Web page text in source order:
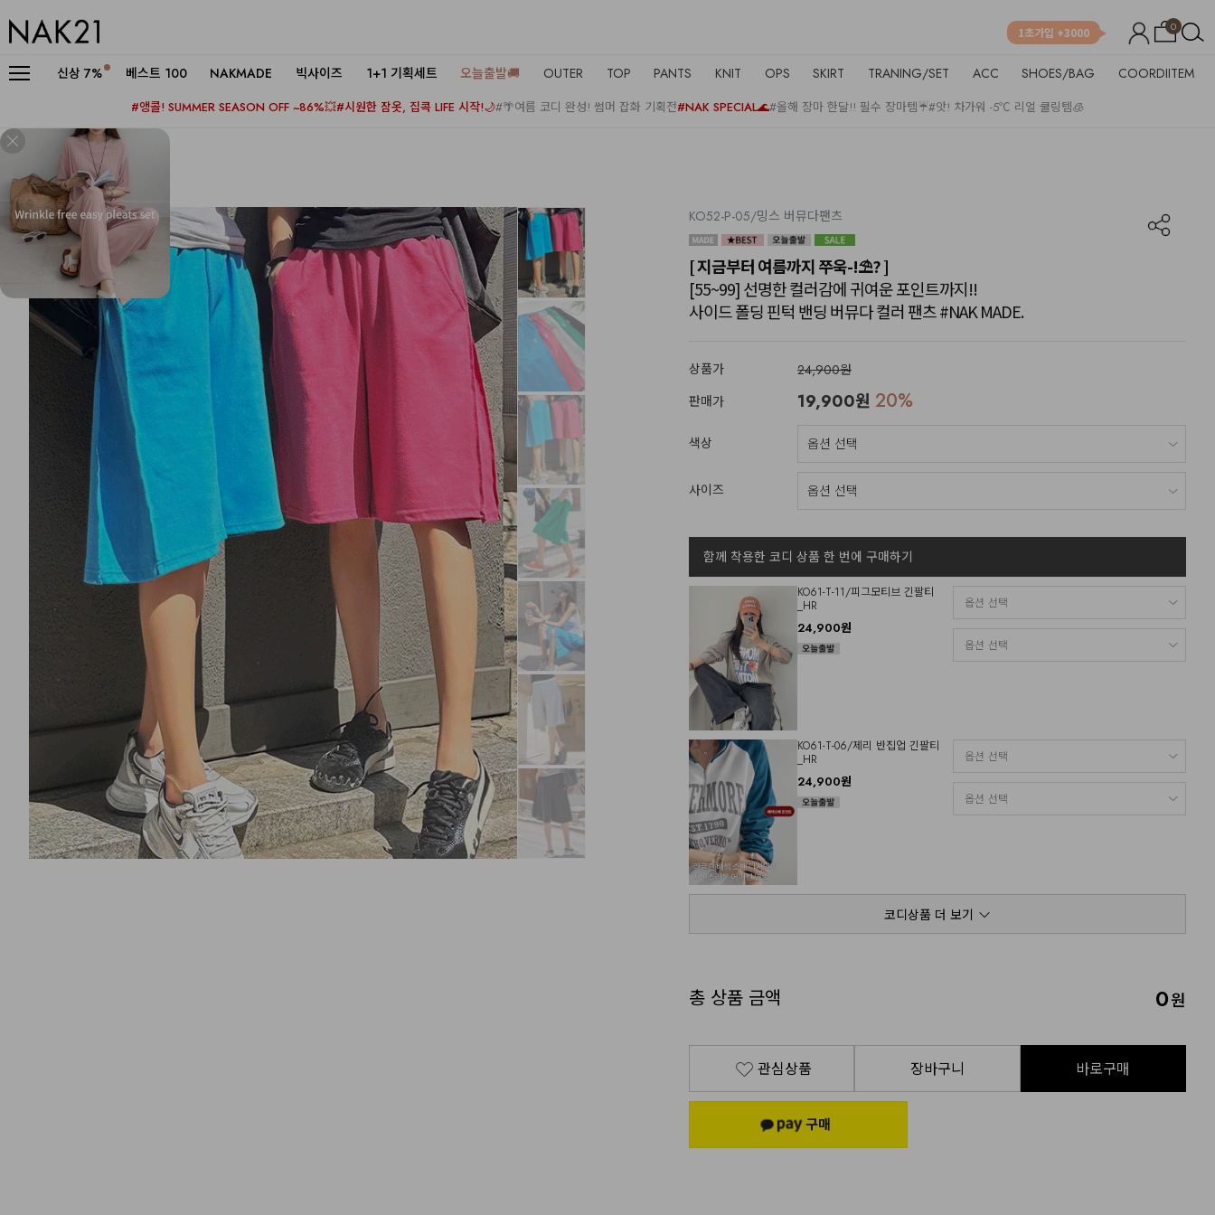
0
1초가입 +3000
신상 7% 베스트 100 NAKMADE 빅사이즈 1+1 기획세트 오늘출발🚚 OUTER TOP PANTS KNIT OPS SKIRT TRANING/SET ACC SHOES/BAG COORDIITEM
#앵콜! SUMMER SEASON OFF ~86%💥#시원한 잠옷, 집콕 LIFE 시작!🌙#🌴여름 코디 완성! 썸머 잡화 기획전#NAK SPECIAL🌊#올해 장마 한달!! 필수 장마템☔#앗! 차가워 -5℃ 리얼 쿨링템🧊
KO52-P-05/밍스 버뮤다팬츠
[ 지금부터 여름까지 쭈욱-!⛱? ]
[55~99] 선명한 컬러감에 귀여운 포인트까지!!
사이드 폴딩 핀턱 밴딩 버뮤다 컬러 팬츠 #NAK MADE.
상품가
24,900원
판매가
19,900원 20%
색상
사이즈
함께 착용한 코디 상품 한 번에 구매하기
KO61-T-11/피그모티브 긴팔티
_HR
24,900원
KO61-T-06/제리 반집업 긴팔티
_HR
24,900원
코디상품 더 보기
총 상품 금액 0원
관심상품 장바구니 바로구매